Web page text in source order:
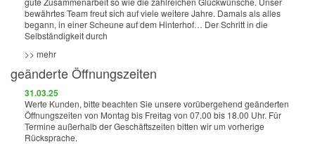
bewährtes Team freut sich auf viele weitere Jahre. Damals als alles
begann, in einer Scheune auf dem Hinterhof… Der Schritt in die
Selbständigkeit durch
>> mehr
geänderte Öffnungszeiten
31.03.25
Werte Kunden, bitte beachten Sie unsere vorübergehend geänderten
Öffnungszeiten von Montag bis Freitag von 07.00 bis 18.00 Uhr. Für
Termine außerhalb der Geschäftszeiten bitten wir um vorherige
Rücksprache.